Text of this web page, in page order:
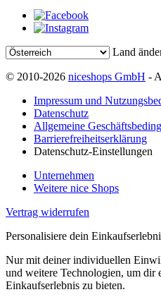
Land
© 2010-2026 niceshops GmbH -
Impressum und
Datenschutz
Allgemeine
Barrierefreiheitserklärung
Datenschutz-Einstellungen
Unternehmen
Weitere nice Shops
Vertrag widerrufen
Personalisiere dein
Nur mit deiner individuellen
und weitere Technologien, um dir
Einkaufserlebnis zu bieten.